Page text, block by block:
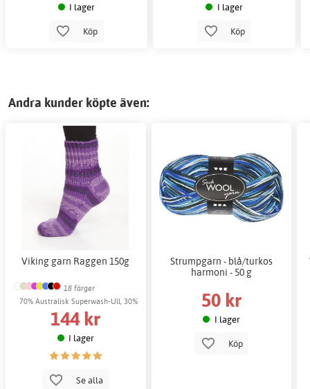
I lager
Köp
I lager
Köp
Andra kunder köpte även:
Viking garn Raggen 150g
18 färger
70% Australisk Superwash-Ull, 30%
Nylon
144 kr
I lager
Se alla
Strumpgarn - blå/turkos
harmoni - 50 g
50 kr
I lager
Köp